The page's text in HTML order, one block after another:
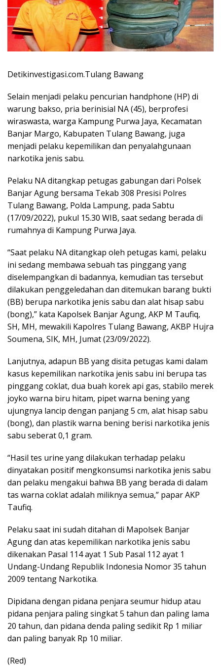
Detikinvestigasi.com.Tulang Bawang
Selain menjadi pelaku pencurian handphone (HP) di
warung bakso, pria berinisial NA (45), berprofesi
wiraswasta, warga Kampung Purwa Jaya, Kecamatan
Banjar Margo, Kabupaten Tulang Bawang, juga
menjadi pelaku kepemilikan dan penyalahgunaan
narkotika jenis sabu.
Pelaku NA ditangkap petugas gabungan dari Polsek
Banjar Agung bersama Tekab 308 Presisi Polres
Tulang Bawang, Polda Lampung, pada Sabtu
(17/09/2022), pukul 15.30 WIB, saat sedang berada di
rumahnya di Kampung Purwa Jaya.
“Saat pelaku NA ditangkap oleh petugas kami, pelaku
ini sedang membawa sebuah tas pinggang yang
diselempangkan di badannya, kemudian tas tersebut
dilakukan penggeledahan dan ditemukan barang bukti
(BB) berupa narkotika jenis sabu dan alat hisap sabu
(bong),” kata Kapolsek Banjar Agung, AKP M Taufiq,
SH, MH, mewakili Kapolres Tulang Bawang, AKBP Hujra
Soumena, SIK, MH, Jumat (23/09/2022).
Lanjutnya, adapun BB yang disita petugas kami dalam
kasus kepemilikan narkotika jenis sabu ini berupa tas
pinggang coklat, dua buah korek api gas, stabilo merek
joyko warna biru hitam, pipet warna bening yang
ujungnya lancip dengan panjang 5 cm, alat hisap sabu
(bong), dan plastik warna bening berisi narkotika jenis
sabu seberat 0,1 gram.
“Hasil tes urine yang dilakukan terhadap pelaku
dinyatakan positif mengkonsumsi narkotika jenis sabu
dan pelaku mengakui bahwa BB yang berada di dalam
tas warna coklat adalah miliknya semua,” papar AKP
Taufiq.
Pelaku saat ini sudah ditahan di Mapolsek Banjar
Agung dan atas kepemilikan narkotika jenis sabu
dikenakan Pasal 114 ayat 1 Sub Pasal 112 ayat 1
Undang-Undang Republik Indonesia Nomor 35 tahun
2009 tentang Narkotika.
Dipidana dengan pidana penjara seumur hidup atau
pidana penjara paling singkat 5 tahun dan paling lama
20 tahun, dan pidana denda paling sedikit Rp 1 miliar
dan paling banyak Rp 10 miliar.
(Red)